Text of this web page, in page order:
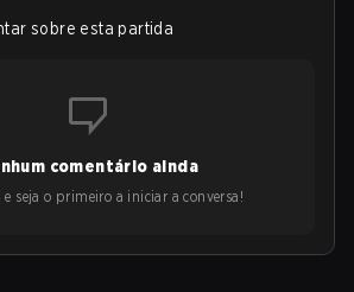
sobre esta partida
comentário ainda
seja o primeiro a iniciar a conversa!